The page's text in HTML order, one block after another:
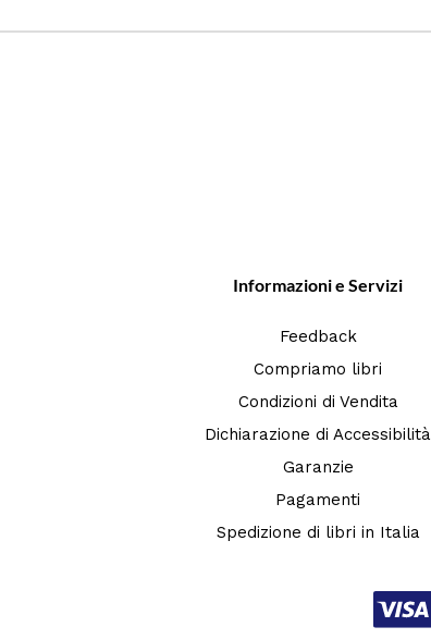
Informazioni e Servizi
Feedback
Compriamo libri
Condizioni di Vendita
Dichiarazione di Accessibilità
Garanzie
Pagamenti
Spedizione di libri in Italia